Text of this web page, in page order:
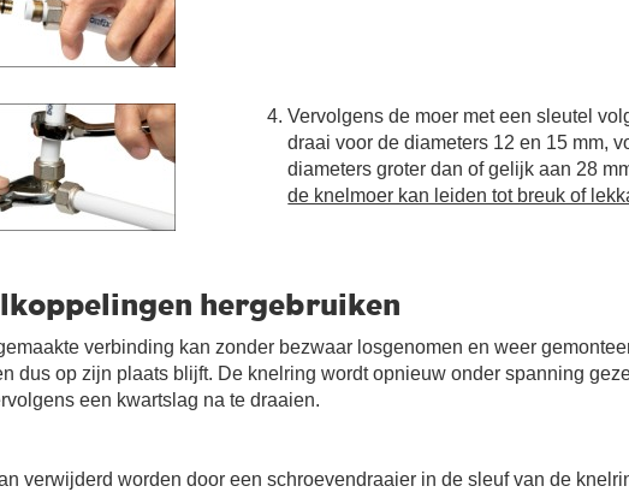
Vervolgens de moer met een sleutel
draai voor de diameters 12 en 15 mm,
diameters groter dan of gelijk aan 28
de knelmoer kan leiden tot breuk of
hergebruiken
verbinding kan zonder bezwaar losgenomen en weer
dus op zijn plaats blijft. De knelring wordt opnieuw onder spanning
een kwartslag na te draaien.
verwijderd worden door een schroevendraaier in de sleuf van de